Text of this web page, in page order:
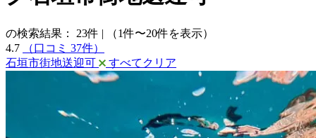
の検索結果： 23件 |
（1件〜20件を表示）
4.7
（口コミ 37件）
石垣市街地送迎可
すべてクリア